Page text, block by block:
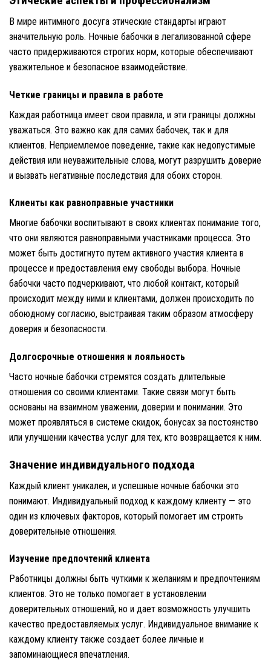
В мире интимного досуга этические стандарты играют
значительную роль. Ночные бабочки в легализованной сфере
часто придерживаются строгих норм, которые обеспечивают
уважительное и безопасное взаимодействие.
Четкие границы и правила в работе
Каждая работница имеет свои правила, и эти границы должны
уважаться. Это важно как для самих бабочек, так и для
клиентов. Неприемлемое поведение, такие как недопустимые
действия или неуважительные слова, могут разрушить доверие
и вызвать негативные последствия для обоих сторон.
Клиенты как равноправные участники
Многие бабочки воспитывают в своих клиентах понимание того,
что они являются равноправными участниками процесса. Это
может быть достигнуто путем активного участия клиента в
процессе и предоставления ему свободы выбора. Ночные
бабочки часто подчеркивают, что любой контакт, который
происходит между ними и клиентами, должен происходить по
обоюдному согласию, выстраивая таким образом атмосферу
доверия и безопасности.
Долгосрочные отношения и лояльность
Часто ночные бабочки стремятся создать длительные
отношения со своими клиентами. Такие связи могут быть
основаны на взаимном уважении, доверии и понимании. Это
может проявляться в системе скидок, бонусах за постоянство
или улучшении качества услуг для тех, кто возвращается к ним.
Значение индивидуального подхода
Каждый клиент уникален, и успешные ночные бабочки это
понимают. Индивидуальный подход к каждому клиенту — это
один из ключевых факторов, который помогает им строить
доверительные отношения.
Изучение предпочтений клиента
Работницы должны быть чуткими к желаниям и предпочтениям
клиентов. Это не только помогает в установлении
доверительных отношений, но и дает возможность улучшить
качество предоставляемых услуг. Индивидуальное внимание к
каждому клиенту также создает более личные и
запоминающиеся впечатления.